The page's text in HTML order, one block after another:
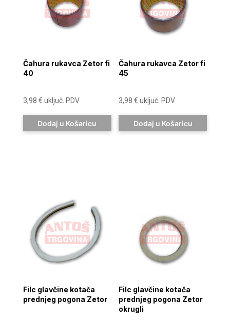
Čahura rukavca Zetor fi
40
3,98 € uključ. PDV
Dodaj u Košaricu
Čahura rukavca Zetor fi
45
3,98€ uključ. PDV
Dodaj u Košaricu
Filc glavčine kotača
prednjeg pogona Zetor
Filc glavčine kotača
prednjeg pogona Zetor
okrugli